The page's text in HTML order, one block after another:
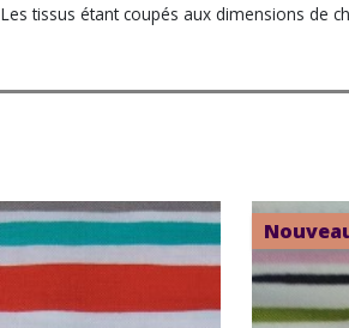
Les tissus étant coupés aux dimensions de